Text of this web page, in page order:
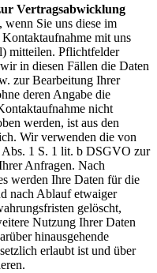
Vertragsabwicklung
wenn Sie uns diese im
mit uns
mitteilen. Pflichtfelder
in diesen Fällen die Daten
zur Bearbeitung Ihrer
deren Angabe die
nicht
werden, ist aus den
Wir verwenden die von
Abs. 1 S. 1 lit. b DSGVO zur
Anfragen. Nach
werden Ihre Daten für die
nach Ablauf etwaiger
gelöscht,
Nutzung Ihrer Daten
hinausgehende
erlaubt ist und über